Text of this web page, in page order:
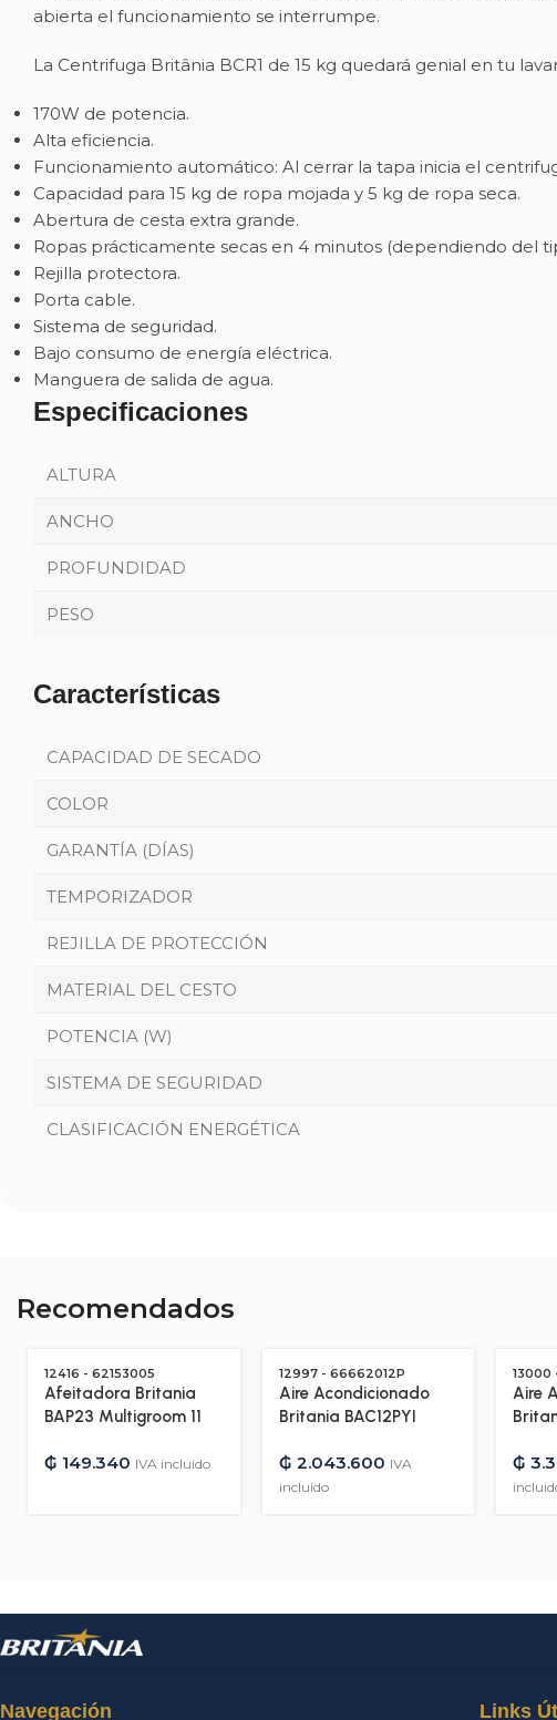
abierta el funcionamiento se interrumpe.
La Centrifuga Britânia BCR1 de 15 kg quedará genial en tu
170W de potencia.
Alta eficiencia.
Funcionamiento automático: Al cerrar la tapa inicia el
Capacidad para 15 kg de ropa mojada y 5 kg de ropa seca.
Abertura de cesta extra grande.
Ropas prácticamente secas en 4 minutos (dependiendo del
Rejilla protectora.
Porta cable.
Sistema de seguridad.
Bajo consumo de energía eléctrica.
Manguera de salida de agua.
Especificaciones
ALTURA
ANCHO
PROFUNDIDAD
PESO
Características
CAPACIDAD DE SECADO
COLOR
GARANTÍA (DÍAS)
TEMPORIZADOR
REJILLA DE PROTECCIÓN
MATERIAL DEL CESTO
POTENCIA (W)
SISTEMA DE SEGURIDAD
CLASIFICACIÓN ENERGÉTICA
Recomendados
12416 - 62153005
Afeitadora Britania
BAP23 Multigroom 11
₲ 149.340 IVA incluido
12997 - 66662012P
Aire Acondicionado
Britania BAC12PYI
Gas R410A –
220V/50HZ – 12997
₲ 2.043.600 IVA
incluido
13000
Aire
Gas
₲
Navegación Links